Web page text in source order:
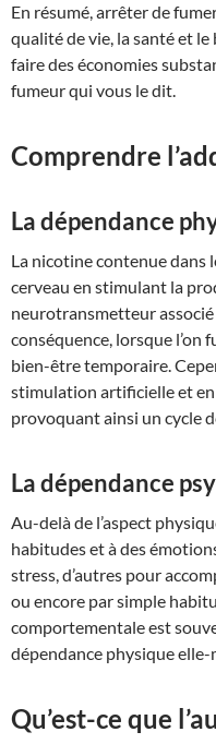
En résumé, arrêter de
qualité de vie, la santé et
faire des économies
fumeur qui vous le dit.
Comprendre
La dépendance
La nicotine contenue dans
cerveau en stimulant la
neurotransmetteur associé
conséquence, lorsque l’on
bien-être temporaire.
stimulation artificielle et
provoquant ainsi un cycle
La dépendance
Au-delà de l’aspect
habitudes et à des
stress, d’autres pour
ou encore par simple
comportementale est
dépendance physique elle-
Qu’est-ce que